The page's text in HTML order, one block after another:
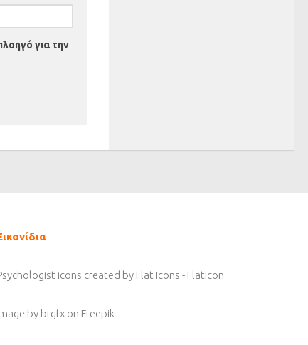
για την
icons created by Flat Icons - Flaticon
by brgfxon Freepik